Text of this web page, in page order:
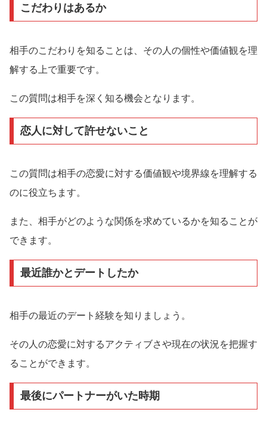
こだわりはあるか
相手のこだわりを知ることは、その人の個性や価値観を理
解する上で重要です。
この質問は相手を深く知る機会となります。
恋人に対して許せないこと
この質問は相手の恋愛に対する価値観や境界線を理解する
のに役立ちます。
また、相手がどのような関係を求めているかを知ることが
できます。
最近誰かとデートしたか
相手の最近のデート経験を知りましょう。
その人の恋愛に対するアクティブさや現在の状況を把握す
ることができます。
最後にパートナーがいた時期